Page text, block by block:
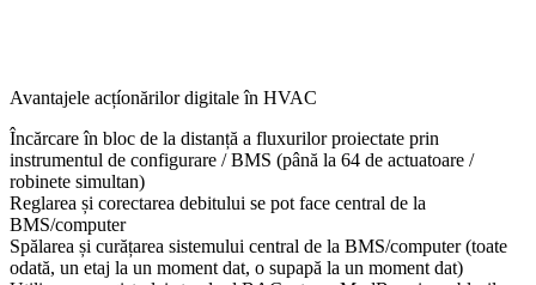
Avantajele acțíonărilor digitale în HVAC
Încărcare în bloc de la distanță a fluxurilor proiectate prin
instrumentul de configurare / BMS (până la 64 de actuatoare /
robinete simultan)
Reglarea și corectarea debitului se pot face central de la
BMS/computer
Spălarea și curățarea sistemului central de la BMS/computer (toate
odată, un etaj la un moment dat, o supapă la un moment dat)